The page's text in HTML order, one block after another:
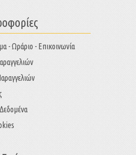
- Ωράριο - Επικοινωνία